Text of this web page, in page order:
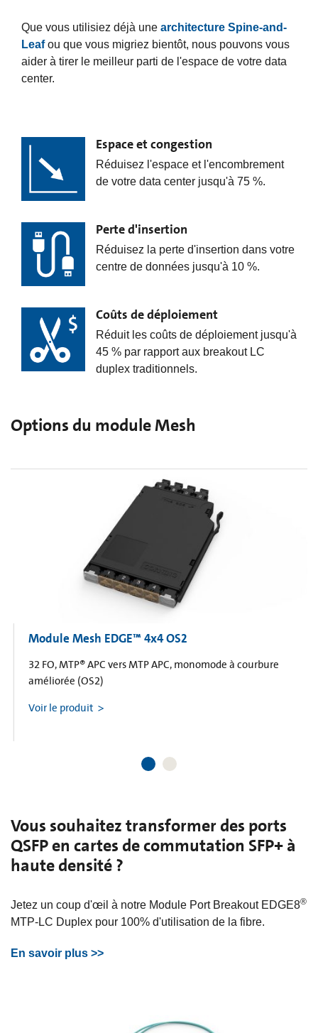
Que vous utilisiez déjà une architecture Spine-and-
Leafou que vous migriez bientôt, nous pouvons vous
aider à tirer le meilleur parti de l'espace de votre data
center.
Espace et congestion
Réduisez l'espace et l'encombrement
de votre data center jusqu'à 75 %.
Perte d'insertion
Réduisez la perte d'insertion dans votre
centre de données jusqu'à 10 %.
Coûts de déploiement
Réduit les coûts de déploiement jusqu'à
45 % par rapport aux breakout LC
duplex traditionnels.
Options du module Mesh
Module Mesh EDGE™ 4x4 OS2
32 FO, MTP® APC vers MTP APC, monomode à courbure
améliorée (OS2)
Voir le produit
Vous souhaitez transformer des ports
QSFP en cartes de commutation SFP+ à
haute densité ?
Jetez un coup d'œil à notre Module Port Breakout EDGE8®
MTP-LC Duplex pour 100% d'utilisation de la fibre.
En savoir plus >>